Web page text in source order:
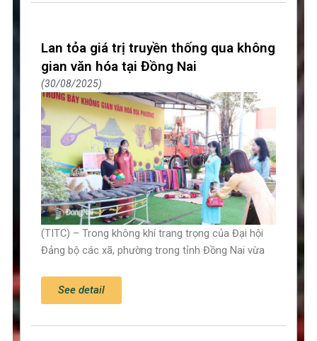
Lan tỏa giá trị truyền thống qua không
gian văn hóa tại Đồng Nai
30/08/2025
(TITC) – Trong không khí trang trọng của Đại hội
Đảng bộ các xã, phường trong tỉnh Đồng Nai vừa
See detail